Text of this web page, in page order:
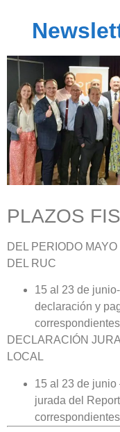
PLAZOS
DEL PERIODO
DEL RUC
15 al 23 de
declaración y
DECLARACIÓN
LOCAL
15 al 23 de
jurada del